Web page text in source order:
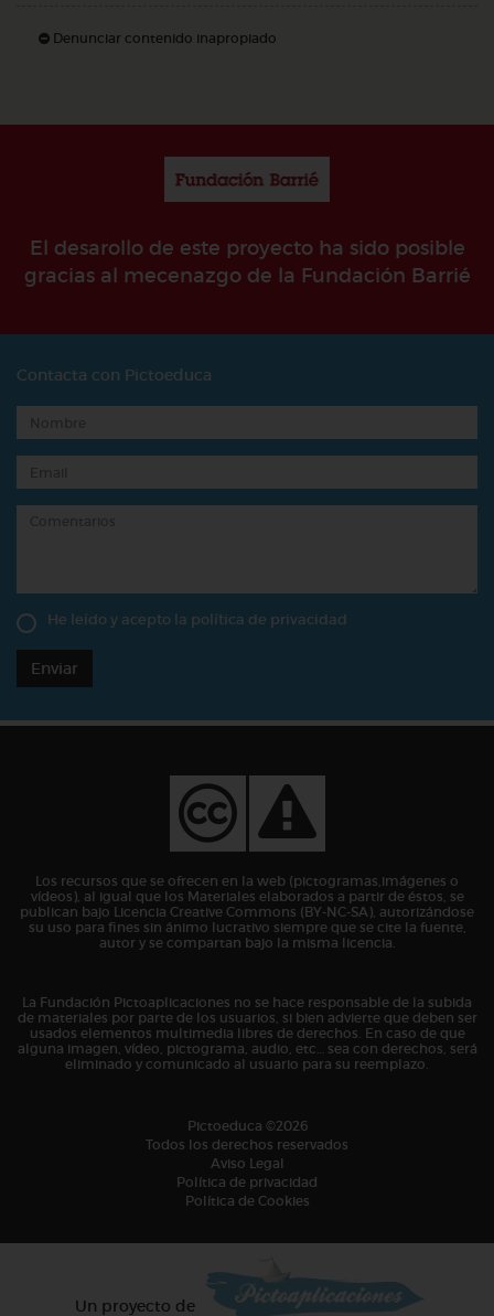
Denunciar contenido inapropiado
El desarollo de este proyecto ha sido posible
gracias al mecenazgo de la Fundación Barrié
Contacta con Pictoeduca
He leído y acepto la política de privacidad
Enviar
Los recursos que se ofrecen en la web (pictogramas,imágenes o
vídeos), al igual que los Materiales elaborados a partir de éstos, se
publican bajo Licencia Creative Commons (BY-NC-SA), autorizándose
su uso para fines sin ánimo lucrativo siempre que se cite la fuente,
autor y se compartan bajo la misma licencia.
La Fundación Pictoaplicaciones no se hace responsable de la subida
de materiales por parte de los usuarios, si bien advierte que deben ser
usados elementos multimedia libres de derechos. En caso de que
alguna imagen, vídeo, pictograma, audio, etc… sea con derechos, será
eliminado y comunicado al usuario para su reemplazo.
Pictoeduca ©2026
Todos los derechos reservados
Aviso Legal
Política de privacidad
Política de Cookies
Un proyecto de